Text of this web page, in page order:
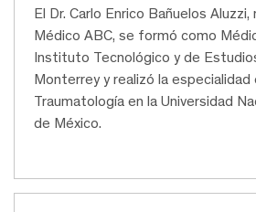
El Dr. Carlo Enrico Bañuelos
Médico ABC, se formó como
Instituto Tecnológico y de
Monterrey y realizó la
Traumatología en la Universidad
de México.